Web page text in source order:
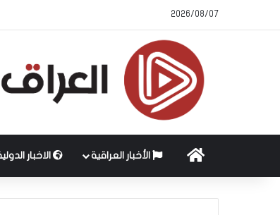
2026/08/07
الرئيسية الأخبار العراقية الاخبار